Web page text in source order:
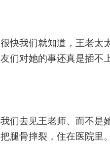
很快我们就知道，王老太
友们对她的事还真是插不
我们去见王老师、而不是
把腿骨摔裂，住在医院里